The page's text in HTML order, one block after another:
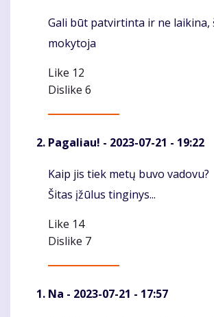
Komentaras
Gali būt patvirtinta ir ne laikina,
mokytoja
Like 12
Dislike 6
Pagaliau! - 2023-07-21 - 19:22
Komentaras
Kaip jis tiek metų buvo vadovu?
Šitas įžūlus tinginys...
Like 14
Dislike 7
Na - 2023-07-21 - 17:57